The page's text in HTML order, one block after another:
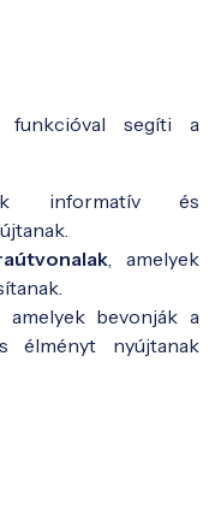
funkcióval segíti a
informatív és
, amelyek
amelyek bevonják a
élményt nyújtanak